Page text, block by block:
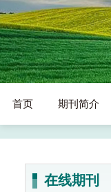
首页 期刊简介
在线期刊